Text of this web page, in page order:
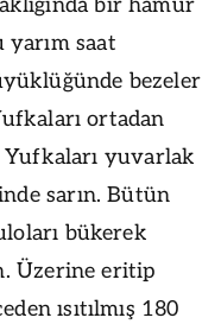
bir hamur
saat
bezeler
ortadan
yuvarlak
sarın. Bütün
bükerek
Üzerine eritip
ısıtılmış 180